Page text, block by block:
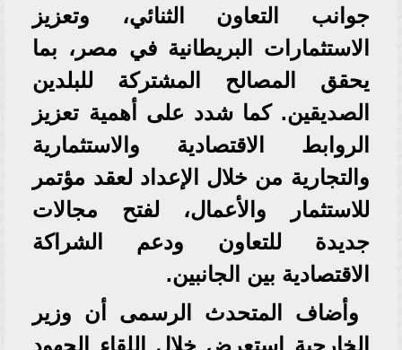
جوانب التعاون الثنائي، وتعزيز
الاستثمارات البريطانية في مصر، بما
يحقق المصالح المشتركة للبلدين
الصديقين. كما شدد على أهمية تعزيز
الروابط الاقتصادية والاستثمارية
والتجارية من خلال الإعداد لعقد مؤتمر
للاستثمار والأعمال، لفتح مجالات
جديدة للتعاون ودعم الشراكة
الاقتصادية بين الجانبين.
وأضاف المتحدث الرسمى أن وزير